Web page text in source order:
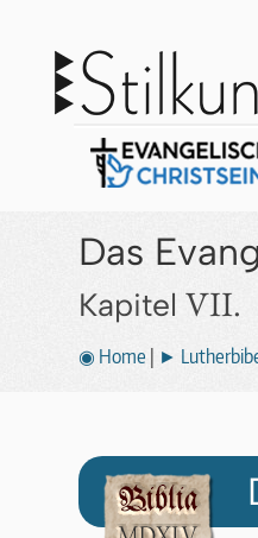
Das
Kapitel VII.
◉ Home ►